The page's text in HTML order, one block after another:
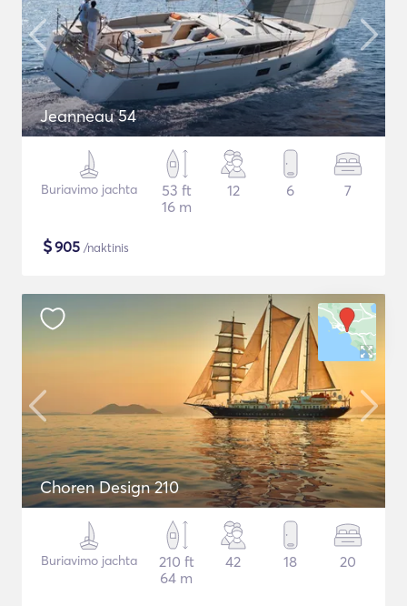
Jeanneau 54
Buriavimo jachta
53 ft
16 m
12 6 7
$905 /naktinis
Choren Design 210
Buriavimo jachta
210 ft
64 m
42 18 20